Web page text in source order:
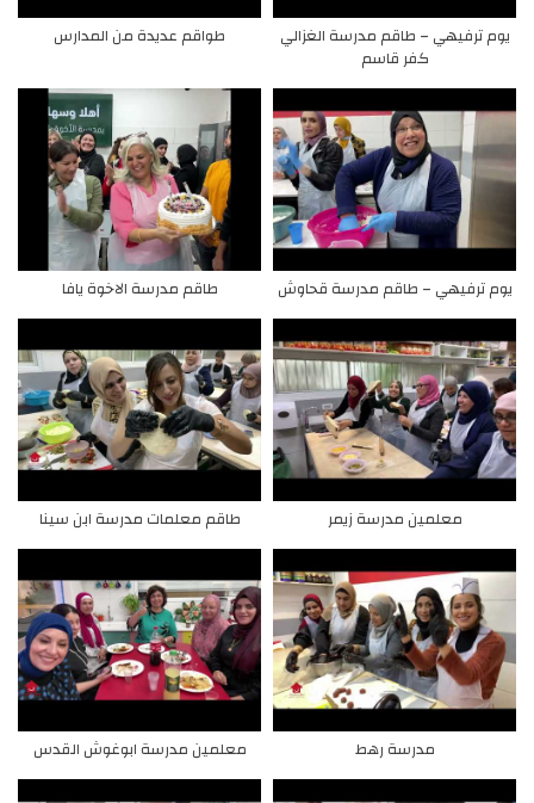
يوم ترفيهي – طاقم مدرسة الغزالي
كفر قاسم
طواقم عديدة من المدارس
يوم ترفيهي – طاقم مدرسة قحاوش طاقم مدرسة الاخوة يافا
معلمين مدرسة زيمر طاقم معلمات مدرسة ابن سينا
مدرسة رهط معلمين مدرسة ابوغوش القدس